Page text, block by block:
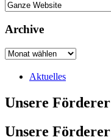
Archive
Aktuelles
Unsere Förderer
Unsere Förderer